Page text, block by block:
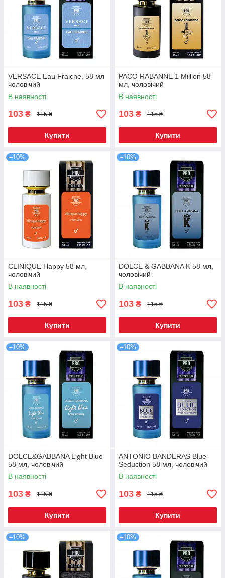
VERSACE Eau Fraiche, 58 мл
чоловічий
В наявності
103 ₴ 115 ₴
Купити
PACO RABANNE 1 Million 58
мл, чоловічий
В наявності
103 ₴ 115 ₴
Купити
–10%
CLINIQUE Happy 58 мл,
чоловічий
В наявності
103 ₴ 115 ₴
Купити
–10%
DOLCE & GABBANA K 58 мл,
чоловічий
В наявності
103 ₴ 115 ₴
Купити
–10%
DOLCE&GABBANA Light Blue
58 мл, чоловічий
В наявності
103 ₴ 115 ₴
Купити
–10%
ANTONIO BANDERAS Blue
Seduction 58 мл, чоловічий
В наявності
103 ₴ 115 ₴
Купити
–10% –10%